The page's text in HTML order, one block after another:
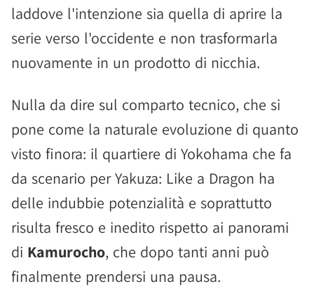
laddove l'intenzione sia quella di aprire la
serie verso l'occidente e non trasformarla
nuovamente in un prodotto di nicchia.
Nulla da dire sul comparto tecnico, che si
pone come la naturale evoluzione di quanto
visto finora: il quartiere di Yokohama che fa
da scenario per Yakuza: Like a Dragon ha
delle indubbie potenzialità e soprattutto
risulta fresco e inedito rispetto ai panorami
di Kamurocho, che dopo tanti anni può
finalmente prendersi una pausa.